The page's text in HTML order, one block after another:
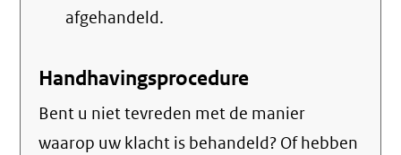
afgehandeld.
Handhavingsprocedure
Bent u niet tevreden met de manier
waarop uw klacht is behandeld? Of hebben